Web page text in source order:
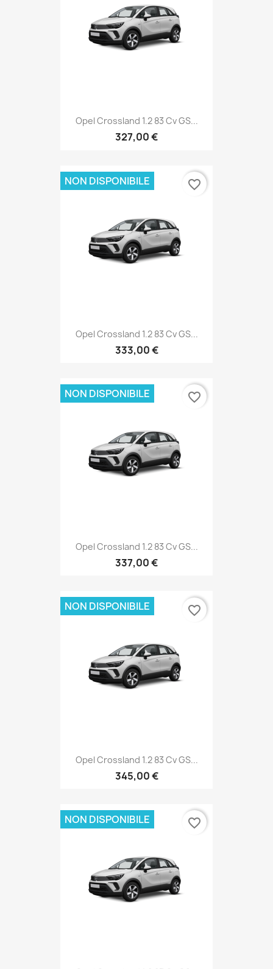
Opel Crossland 1.2 83 Cv GS...
327,00 €
Opel Crossland 1.2 83 Cv GS...
333,00 €
NON DISPONIBILE favorite_border
Opel Crossland 1.2 83 Cv GS...
337,00 €
NON DISPONIBILE favorite_border
Opel Crossland 1.2 83 Cv GS...
345,00 €
NON DISPONIBILE favorite_border
NON DISPONIBILE favorite_border